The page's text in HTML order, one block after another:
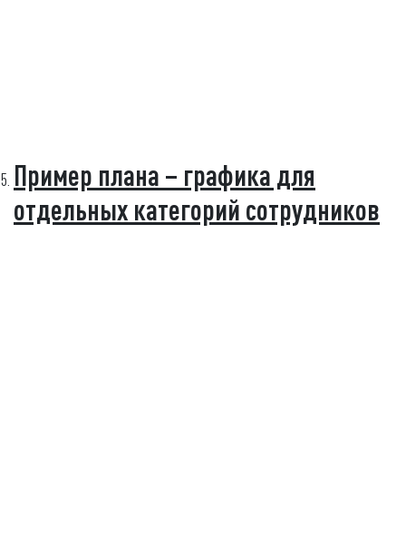
Пример плана – графика для
отдельных категорий сотрудников